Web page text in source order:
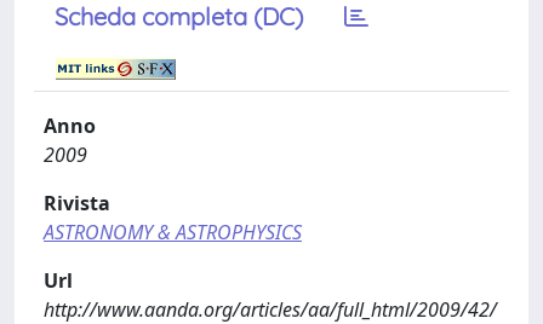
Scheda completa (DC)
Anno
2009
Rivista
ASTRONOMY & ASTROPHYSICS
Url
http://www.aanda.org/articles/aa/full_html/2009/42/